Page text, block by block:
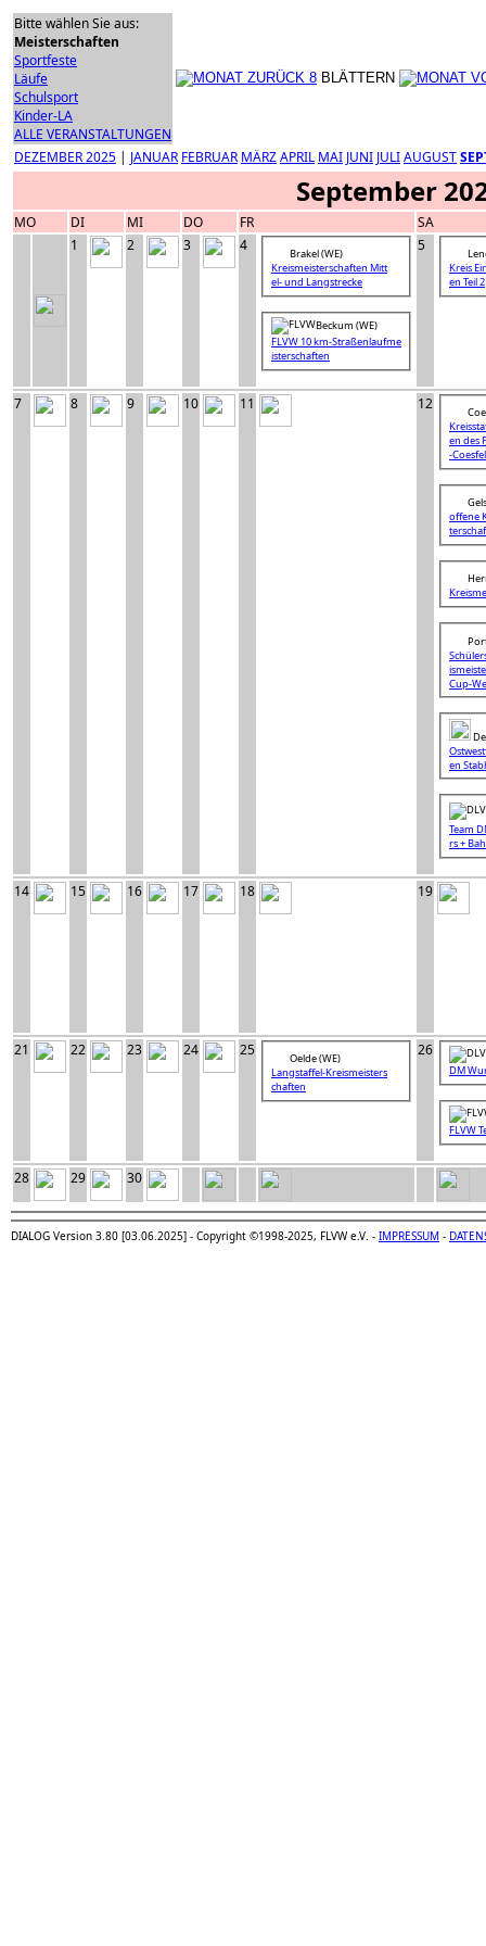
Bitte wählen Sie aus:
Meisterschaften
Sportfeste
Läufe
Schulsport
Kinder-LA
ALLE VERANSTALTUNGEN
BLÄTTERN
DEZEMBER 2025 | JANUAR FEBRUAR MÄRZAPRIL MAI JUNI JULIAUGUST
September
MO DI MI DO FR
SA
1
2 3 4
Brakel (WE)
Kreismeisterschaften Mitt
el- und Langstrecke
Beckum (WE)
FLVW 10 km-Straßenlaufme
isterschaften
5
Kreis
en Teil 2
7 8 9 10 11 12
en des
-
offene
Cup-
en
Team
rs +
14 15 16 17 18 19
21 22 23 24 25
Oelde (WE)
Langstaffel-Kreismeisters
chaften
26
DM
FLVW
28 29 30
DIALOG Version 3.80 [03.06.2025] - Copyright ©1998-2025, FLVW e.V. - IMPRESSUM -